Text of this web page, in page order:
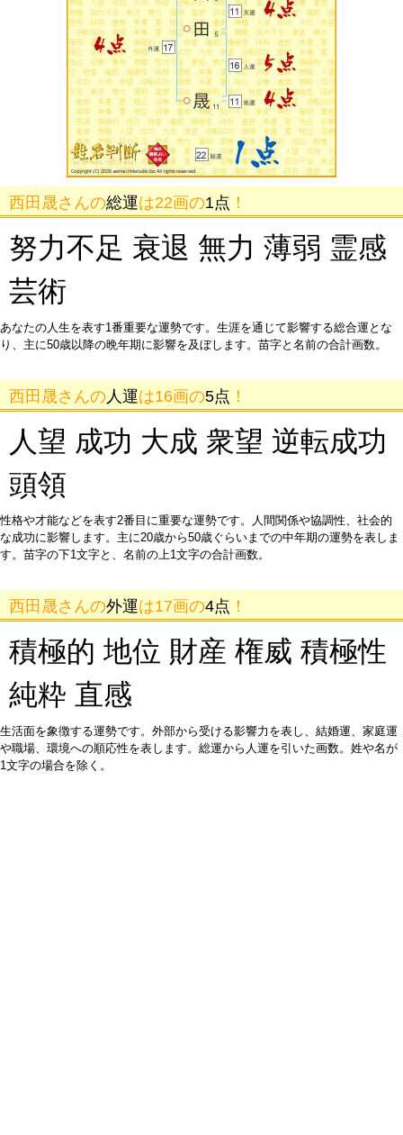
西田晟さんの総運は22画の1点 ！
努力不足 衰退 無力 薄弱 霊感
芸術
あなたの人生を表す1番重要な運勢です。生涯を通じて影響する総合運とな
り、主に50歳以降の晩年期に影響を及ぼします。苗字と名前の合計画数。
西田晟さんの 人運は16画の5点 ！
人望 成功 大成 衆望 逆転成功
頭領
性格や才能などを表す2番目に重要な運勢です。人間関係や協調性、社会的
な成功に影響します。主に20歳から50歳ぐらいまでの中年期の運勢を表しま
す。苗字の下1文字と、名前の上1文字の合計画数。
西田晟さんの外運は17画の4点 ！
積極的 地位 財産 権威 積極性
純粋 直感
生活面を象徴する運勢です。外部から受ける影響力を表し、結婚運、家庭運
や職場、環境への順応性を表します。総運から人運を引いた画数。姓や名が
1文字の場合を除く。